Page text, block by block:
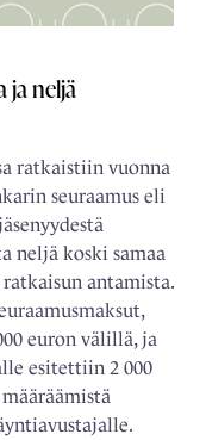
ja neljä
ratkaistiin vuonna
seuraamus eli
neljä koski samaa
antamista.
euron välillä, ja
esitettiin 2 000